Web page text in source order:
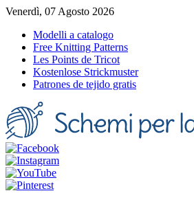
Venerdì, 07 Agosto 2026
Modelli a catalogo
Free Knitting Patterns
Les Points de Tricot
Kostenlose Strickmuster
Patrones de tejido gratis